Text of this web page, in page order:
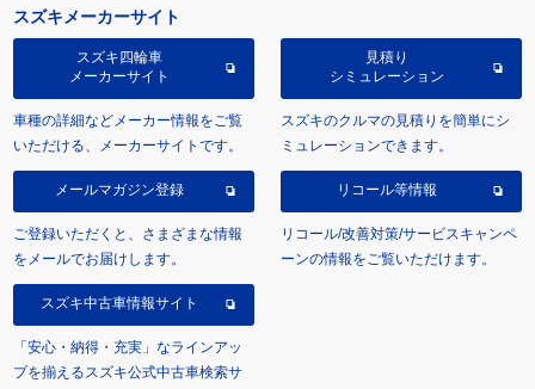
スズキメーカーサイト
スズキ四輪車
メーカーサイト
車種の詳細などメーカー情報をご覧
いただける、メーカーサイトです。
見積り
シミュレーション
スズキのクルマの見積りを簡単にシ
ミュレーションできます。
メールマガジン登録
ご登録いただくと、さまざまな情報
をメールでお届けします。
リコール等情報
リコール/改善対策/サービスキャンペ
ーンの情報をご覧いただけます。
スズキ中古車情報サイト
「安心・納得・充実」なラインアッ
プを揃えるスズキ公式中古車検索サ